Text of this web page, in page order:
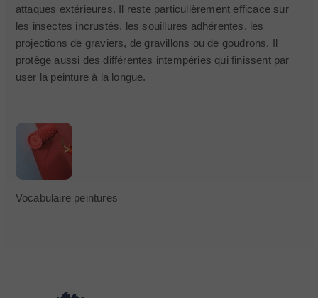
attaques extérieures. Il reste particulièrement efficace sur
les insectes incrustés, les souillures adhérentes, les
projections de graviers, de gravillons ou de goudrons. Il
protège aussi des différentes intempéries qui finissent par
user la peinture à la longue.
Vocabulaire peintures